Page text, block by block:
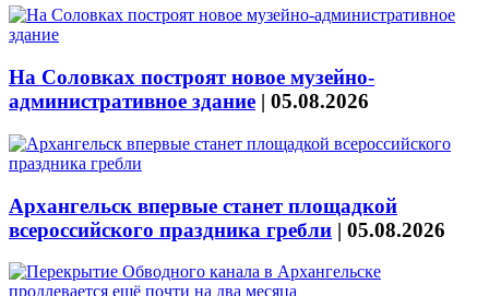
На Соловках построят новое музейно-
административное здание | 05.08.2026
Архангельск впервые станет площадкой
всероссийского праздника гребли | 05.08.2026